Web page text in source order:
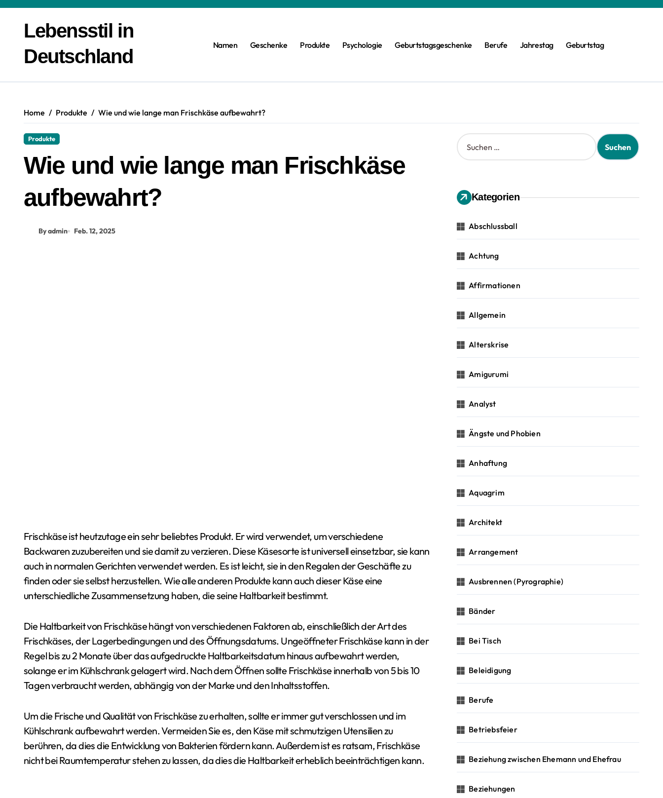
springenLebensstil in
Deutschland
Namen Geschenke Produkte Psychologie Geburtstagsgeschenke Berufe Jahrestag Geburtstag
Home Produkte Wie und wie lange man Frischkäse aufbewahrt?
Produkte
Wie und wie lange man Frischkäse
aufbewahrt?
By admin Feb. 12, 2025
Frischkäse ist heutzutage ein sehr beliebtes Produkt. Er wird verwendet, um verschiedene
Backwaren zuzubereiten und sie damit zu verzieren. Diese Käsesorte ist universell einsetzbar, sie kann
auch in normalen Gerichten verwendet werden. Es ist leicht, sie in den Regalen der Geschäfte zu
finden oder sie selbst herzustellen. Wie alle anderen Produkte kann auch dieser Käse eine
unterschiedliche Zusammensetzung haben, die seine Haltbarkeit bestimmt.
Die Haltbarkeit von Frischkäse hängt von verschiedenen Faktoren ab, einschließlich der Art des
Frischkäses, der Lagerbedingungen und des Öffnungsdatums. Ungeöffneter Frischkäse kann in der
Regel bis zu 2 Monate über das aufgedruckte Haltbarkeitsdatum hinaus aufbewahrt werden,
solange er im Kühlschrank gelagert wird. Nach dem Öffnen sollte Frischkäse innerhalb von 5 bis 10
Tagen verbraucht werden, abhängig von der Marke und den Inhaltsstoffen.
Um die Frische und Qualität von Frischkäse zu erhalten, sollte er immer gut verschlossen und im
Kühlschrank aufbewahrt werden. Vermeiden Sie es, den Käse mit schmutzigen Utensilien zu
berühren, da dies die Entwicklung von Bakterien fördern kann. Außerdem ist es ratsam, Frischkäse
nicht bei Raumtemperatur stehen zu lassen, da dies die Haltbarkeit erheblich beeinträchtigen kann.
S
u
n
n
c
Kategorien
Abschlussball
Achtung
Affirmationen
Allgemein
Alterskrise
Amigurumi
Analyst
Ängste und Phobien
Anhaftung
Aquagrim
Architekt
Arrangement
Ausbrennen (Pyrographie)
Bänder
Bei Tisch
Beleidigung
Berufe
Betriebsfeier
Beziehung zwischen Ehemann und Ehefrau
Beziehungen